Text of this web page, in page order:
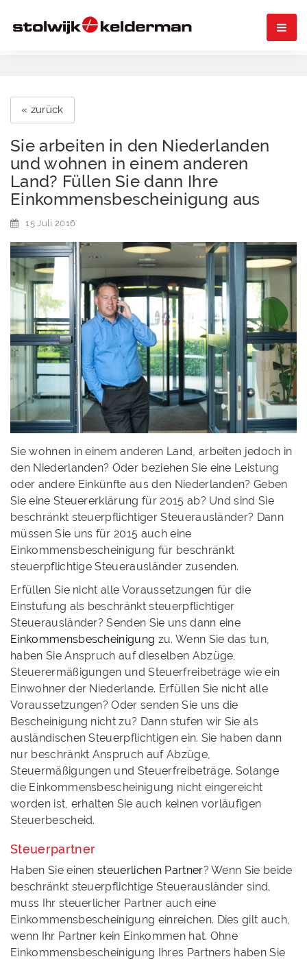

« zurück
Sie arbeiten in den Niederlanden
und wohnen in einem anderen
Land? Füllen Sie dann Ihre
Einkommensbescheinigung aus
15 Juli 2016
Sie wohnen in einem anderen Land, arbeiten jedoch in
den Niederlanden? Oder beziehen Sie eine Leistung
oder andere Einkünfte aus den Niederlanden? Geben
Sie eine Steuererklärung für 2015 ab? Und sind Sie
beschränkt steuerpflichtiger Steuerausländer? Dann
müssen Sie uns für 2015 auch eine
Einkommensbescheinigung für beschränkt
steuerpflichtige Steuerausländer zusenden.
Erfüllen Sie nicht alle Voraussetzungen für die
Einstufung als beschränkt steuerpflichtiger
Steuerausländer? Senden Sie uns dann eine
Einkommensbescheinigung zu. Wenn Sie das tun,
haben Sie Anspruch auf dieselben Abzüge,
Steuerermäßigungen und Steuerfreibeträge wie ein
Einwohner der Niederlande. Erfüllen Sie nicht alle
Voraussetzungen? Oder senden Sie uns die
Bescheinigung nicht zu? Dann stufen wir Sie als
ausländischen Steuerpflichtigen ein. Sie haben dann
nur beschränkt Anspruch auf Abzüge,
Steuermäßigungen und Steuerfreibeträge. Solange
die Einkommensbescheinigung nicht eingereicht
worden ist, erhalten Sie auch keinen vorläufigen
Steuerbescheid.
Steuerpartner
Haben Sie einensteuerlichen Partner? Wenn Sie beide
beschränkt steuerpflichtige Steuerausländer sind,
muss Ihr steuerlicher Partner auch eine
Einkommensbescheinigung einreichen. Dies gilt auch,
wenn Ihr Partner kein Einkommen hat. Ohne
Einkommensbescheinigung Ihres Partners haben Sie